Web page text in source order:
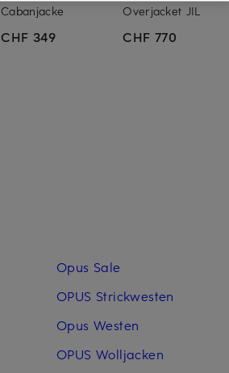
Cabanjacke
CHF 349
Overjacket JIL
CHF 770
Opus Sale
OPUS Strickwesten
Opus Westen
OPUS Woll­jacken